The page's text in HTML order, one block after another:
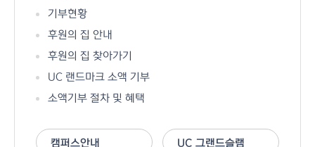
기부현황
후원의 집 안내
후원의 집 찾아가기
UC 랜드마크 소액 기부
소액기부 절차 및 혜택
캠퍼스안내 UC 그랜드슬램